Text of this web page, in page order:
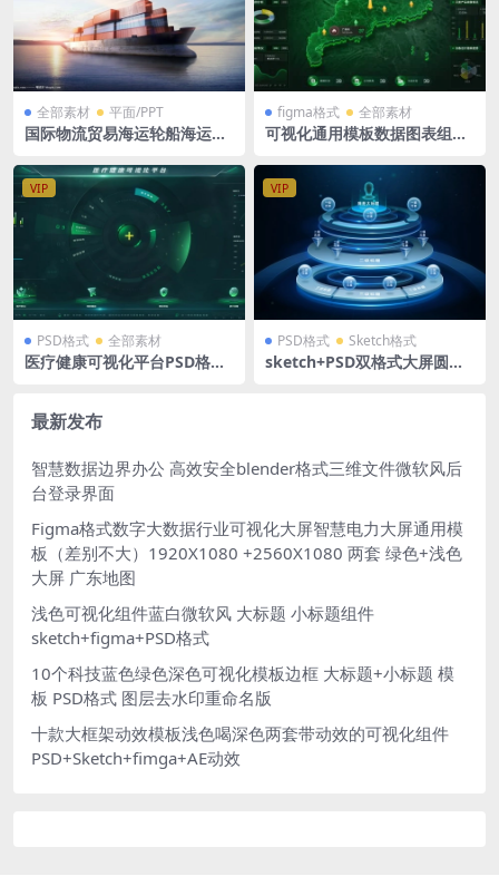
全部素材 平面/PPT
国际物流贸易海运轮船海运空
figma格式 全部素材
可视化通用模板数据图表组件
格式 立体广东地图 guangdo
ng map
VIP
PSD格式 全部素材
医疗健康可视化平台PSD格式
VIP
PSD格式 Sketch格式
sketch+PSD双格式大屏圆环
最新发布
智慧数据边界办公 高效安全blender格式三维文件微软风后
台登录界面
Figma格式数字大数据行业可视化大屏智慧电力大屏通用模
板（差别不大）1920X1080 +2560X1080 两套 绿色+浅色
大屏 广东地图
浅色可视化组件蓝白微软风 大标题 小标题组件
sketch+figma+PSD格式
10个科技蓝色绿色深色可视化模板边框 大标题+小标题 模
板 PSD格式 图层去水印重命名版
十款大框架动效模板浅色喝深色两套带动效的可视化组件
PSD+Sketch+fimga+AE动效